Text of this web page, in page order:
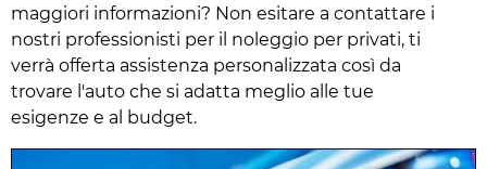
maggiori informazioni? Non esitare a contattare i
nostri professionisti per il noleggio per privati, ti
verrà offerta assistenza personalizzata così da
trovare l'auto che si adatta meglio alle tue
esigenze e al budget.